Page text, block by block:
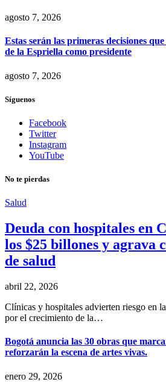
agosto 7, 2026
Estas serán las primeras decisiones
de la Espriella como presidente
agosto 7, 2026
Síguenos
Facebook
Twitter
Instagram
YouTube
No te pierdas
Salud
Deuda con hospitales en
los $25 billones y agrava
de salud
abril 22, 2026
Clínicas y hospitales advierten riesgo en
por el crecimiento de la…
Bogotá anuncia las 30 obras que
reforzarán la escena de artes vivas.
enero 29, 2026